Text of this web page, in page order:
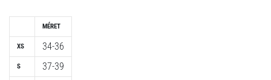
XS
S
MÉRET
34-36
37-39